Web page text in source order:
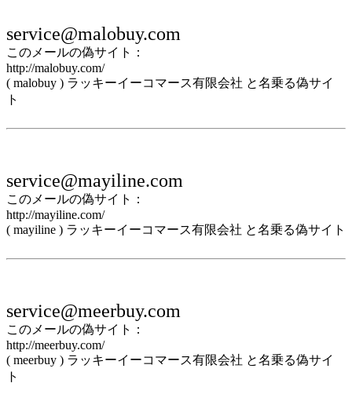
service@malobuy.com
このメールの偽サイト：
http://malobuy.com/
( malobuy ) ラッキーイーコマース有限会社 と名乗る偽サイ
ト
service@mayiline.com
このメールの偽サイト：
http://mayiline.com/
( mayiline ) ラッキーイーコマース有限会社 と名乗る偽サイト
service@meerbuy.com
このメールの偽サイト：
http://meerbuy.com/
( meerbuy ) ラッキーイーコマース有限会社 と名乗る偽サイ
ト